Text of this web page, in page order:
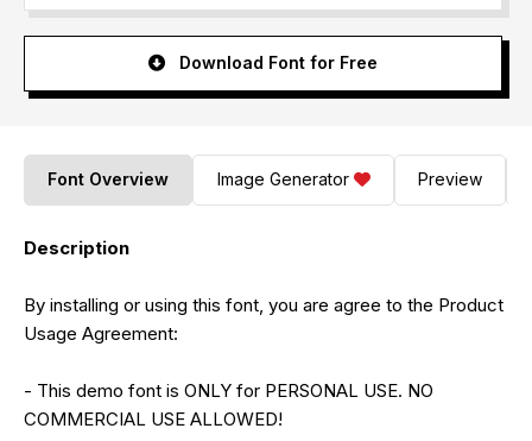
Download Font for Free
Font Overview Image Generator Preview
Description
By installing or using this font, you are agree to the Product
Usage Agreement:
- This demo font is ONLY for PERSONAL USE. NO
COMMERCIAL USE ALLOWED!